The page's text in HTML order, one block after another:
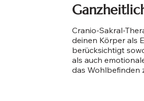
Cranio-Sakral-
deinen Körper als
berücksichtigt
als auch
das Wohlbefinden